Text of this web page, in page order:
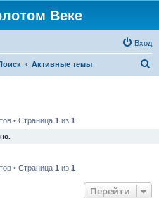
Веке
Вход
Активные темы
• Страница 1 из 1
• Страница 1 из 1
Перейти